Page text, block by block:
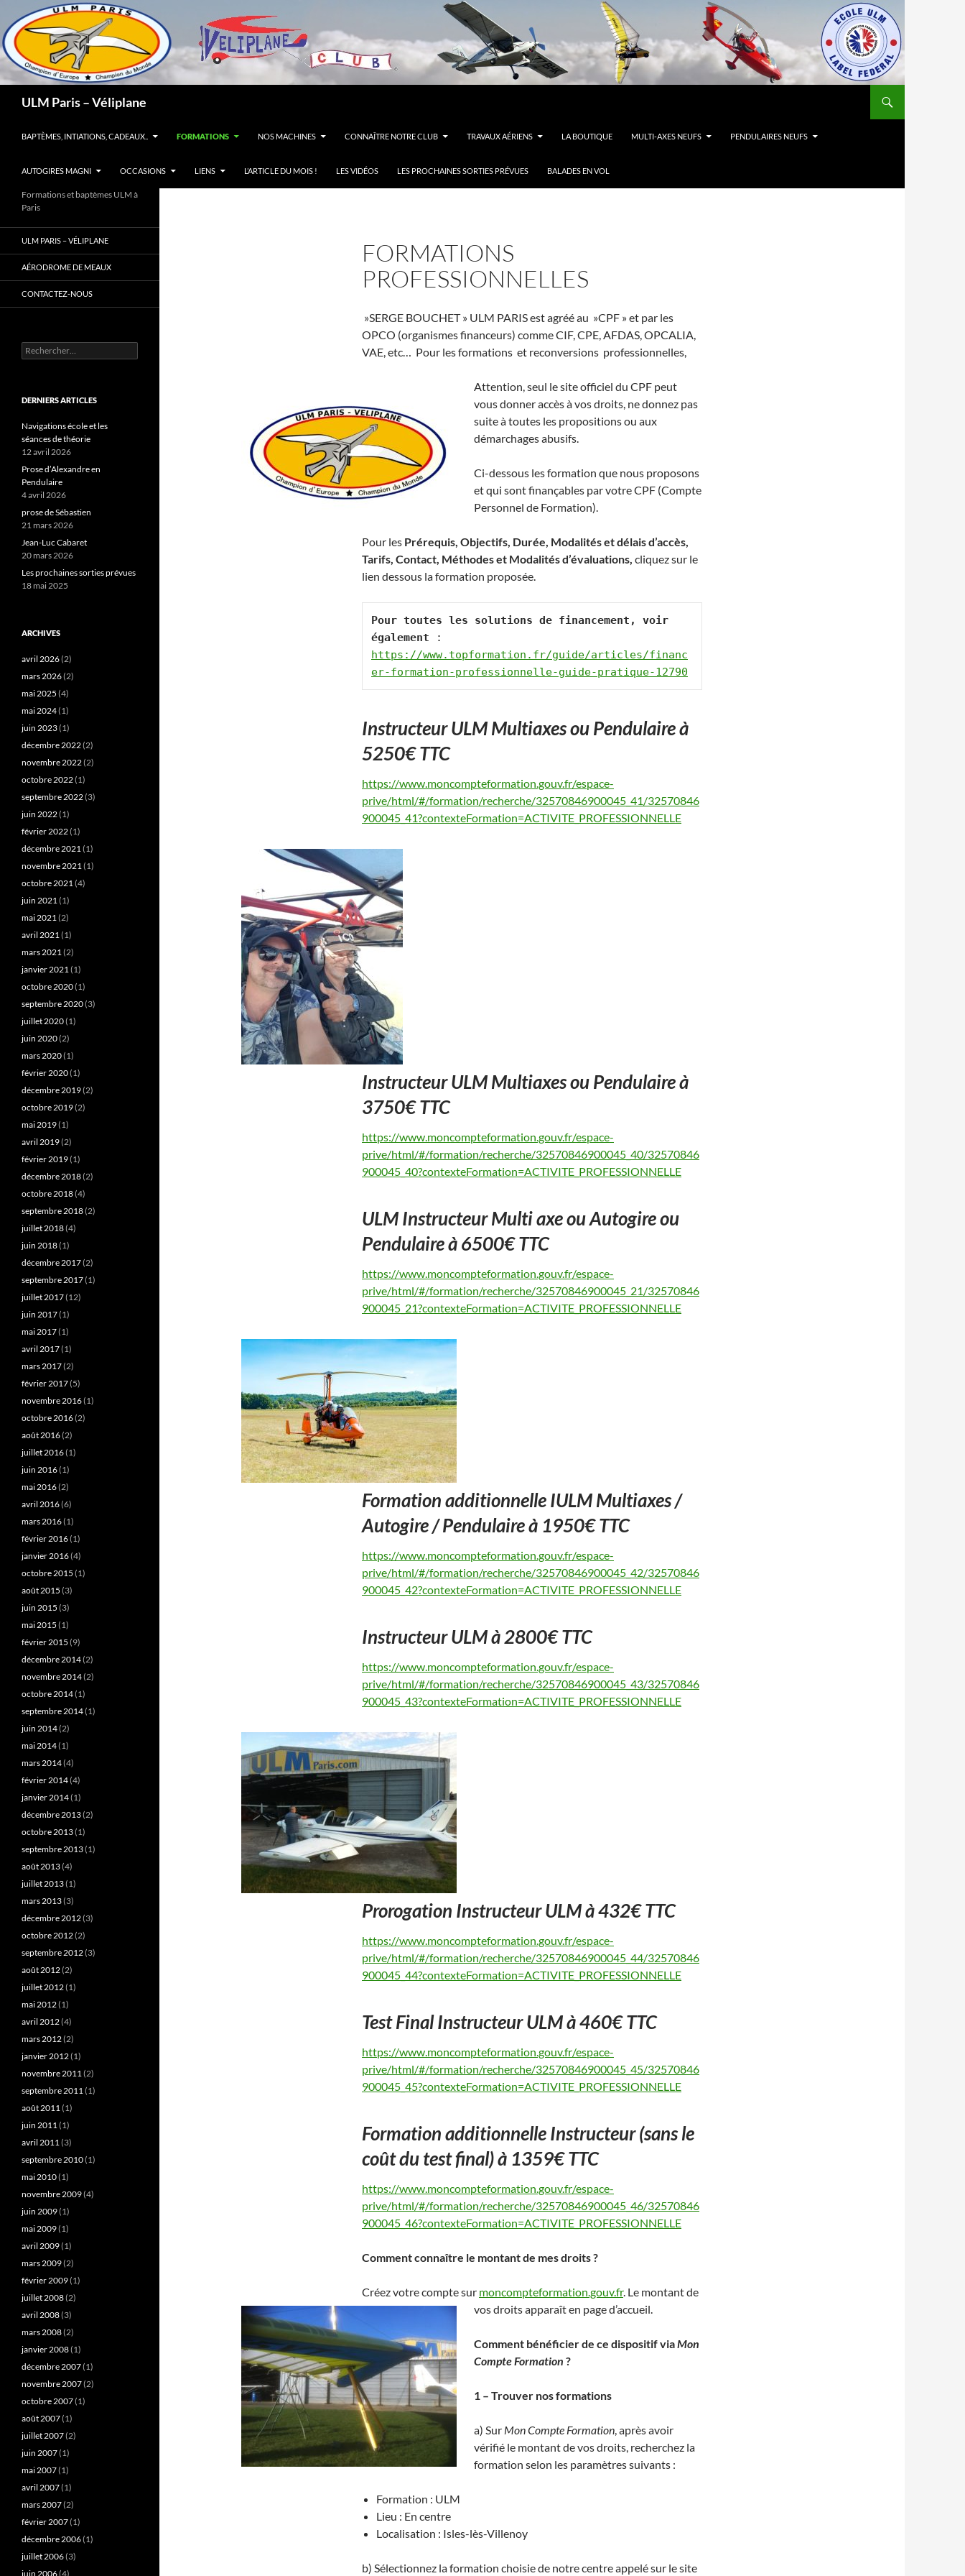
ULM Paris – Véliplane
BAPTÈMES, INTIATIONS, CADEAUX..
FORMATIONS NOS MACHINES CONNAÎTRE NOTRE CLUB TRAVAUX AÉRIENS LA BOUTIQUE MULTI-AXES NEUFS PENDULAIRES NEUFS
AUTOGIRES MAGNI OCCASIONS LIENS L’ARTICLE DU MOIS ! LES VIDÉOS LES PROCHAINES SORTIES PRÉVUES BALADES EN VOL
FORMATIONS
PROFESSIONNELLES
»SERGE BOUCHET » ULM PARIS est agréé au »CPF » et par les
OPCO (organismes financeurs) comme CIF, CPE, AFDAS, OPCALIA,
VAE, etc… Pour les formations et reconversions professionnelles,
Attention, seul le site officiel du CPF peut
vous donner accès à vos droits, ne donnez pas
suite à toutes les propositions ou aux
démarchages abusifs.
Ci-dessous les formation que nous proposons
et qui sont finançables par votre CPF (Compte
Personnel de Formation).
Pour les Prérequis, Objectifs, Durée, Modalités et délais d’accès,
Tarifs, Contact, Méthodes et Modalités d’évaluations, cliquez sur le
lien dessous la formation proposée.
Pour toutes les solutions de financement, voir
également
https://www.topformation.fr/guide/articles/financ
er-formation-professionnelle-guide-pratique-12790
Instructeur ULM Multiaxes ou Pendulaire à
5250€ TTC
https://www.moncompteformation.gouv.fr/espace-
prive/html/#/formation/recherche/32570846900045_41/32570846
900045_41?contexteFormation=ACTIVITE_PROFESSIONNELLE
Instructeur ULM Multiaxes ou Pendulaire à
3750€ TTC
https://www.moncompteformation.gouv.fr/espace-
prive/html/#/formation/recherche/32570846900045_40/32570846
900045_40?contexteFormation=ACTIVITE_PROFESSIONNELLE
ULM Instructeur Multi axe ou Autogire ou
Pendulaire à 6500€ TTC
https://www.moncompteformation.gouv.fr/espace-
prive/html/#/formation/recherche/32570846900045_21/32570846
900045_21?contexteFormation=ACTIVITE_PROFESSIONNELLE
Formation additionnelle IULM Multiaxes /
Autogire / Pendulaire à 1950€ TTC
https://www.moncompteformation.gouv.fr/espace-
prive/html/#/formation/recherche/32570846900045_42/32570846
900045_42?contexteFormation=ACTIVITE_PROFESSIONNELLE
Instructeur ULM à 2800€ TTC
https://www.moncompteformation.gouv.fr/espace-
prive/html/#/formation/recherche/32570846900045_43/32570846
900045_43?contexteFormation=ACTIVITE_PROFESSIONNELLE
Prorogation Instructeur ULM à 432€ TTC
https://www.moncompteformation.gouv.fr/espace-
prive/html/#/formation/recherche/32570846900045_44/32570846
900045_44?contexteFormation=ACTIVITE_PROFESSIONNELLE
Test Final Instructeur ULM à 460€ TTC
https://www.moncompteformation.gouv.fr/espace-
prive/html/#/formation/recherche/32570846900045_45/32570846
900045_45?contexteFormation=ACTIVITE_PROFESSIONNELLE
Formation additionnelle Instructeur (sans le
coût du test final) à 1359€ TTC
https://www.moncompteformation.gouv.fr/espace-
prive/html/#/formation/recherche/32570846900045_46/32570846
900045_46?contexteFormation=ACTIVITE_PROFESSIONNELLE
Comment connaître le montant de mes droits ?
Créez votre compte sur moncompteformation.gouv.fr. Le montant de
vos droits apparaît en page d’accueil.
Comment bénéficier de ce dispositif viaMon
Compte Formation ?
1 – Trouver nos formations
a) Sur Mon Compte Formation, après avoir
vérifié le montant de vos droits, recherchez la
formation selon les paramètres suivants :
Formation : ULM
Lieu : En centre
Localisation : Isles-lès-Villenoy
b) Sélectionnez la formation choisie de notre centre appelé sur le site
Formations et baptèmes ULM à
Paris
ULM PARIS – VÉLIPLANE
AÉRODROME DE MEAUX
CONTACTEZ-NOUS
Rechercher :
DERNIERS ARTICLES
Navigations école et les
séances de théorie
12 avril 2026
Prose d’Alexandre en
Pendulaire
4 avril 2026
prose de Sébastien
21 mars 2026
Jean-Luc Cabaret
20 mars 2026
Les prochaines sorties prévues
18 mai 2025
ARCHIVES
avril 2026(2)
mars 2026(2)
mai 2025 (4)
mai 2024(1)
juin 2023(1)
décembre 2022(2)
novembre 2022(2)
octobre 2022(1)
septembre 2022(3)
juin 2022(1)
février 2022(1)
décembre 2021(1)
novembre 2021(1)
octobre 2021(4)
juin 2021(1)
mai 2021(2)
avril 2021(1)
mars 2021(2)
janvier 2021(1)
octobre 2020(1)
septembre 2020(3)
juillet 2020(1)
juin 2020(2)
mars 2020(1)
février 2020(1)
décembre 2019(2)
octobre 2019(2)
mai 2019(1)
avril 2019(2)
février 2019(1)
décembre 2018(2)
octobre 2018(4)
septembre 2018(2)
juillet 2018(4)
juin 2018(1)
décembre 2017(2)
septembre 2017(1)
juillet 2017(12)
juin 2017(1)
mai 2017(1)
avril 2017(1)
mars 2017(2)
février 2017(5)
novembre 2016(1)
octobre 2016(2)
août 2016(2)
juillet 2016(1)
juin 2016(1)
mai 2016(2)
avril 2016(6)
mars 2016(1)
février 2016(1)
janvier 2016(4)
octobre 2015 (1)
août 2015 (3)
juin 2015 (3)
mai 2015 (1)
février 2015 (9)
décembre 2014(2)
novembre 2014(2)
octobre 2014(1)
septembre 2014(1)
juin 2014(2)
mai 2014(1)
mars 2014(4)
février 2014(4)
janvier 2014(1)
décembre 2013(2)
octobre 2013(1)
septembre 2013(1)
août 2013(4)
juillet 2013(1)
mars 2013(3)
décembre 2012(3)
octobre 2012(2)
septembre 2012(3)
août 2012(2)
juillet 2012(1)
mai 2012(1)
avril 2012(4)
mars 2012(2)
janvier 2012(1)
novembre 2011(2)
septembre 2011(1)
août 2011(1)
juin 2011(1)
avril 2011(3)
septembre 2010(1)
mai 2010(1)
novembre 2009(4)
juin 2009(1)
mai 2009(1)
avril 2009(1)
mars 2009(2)
février 2009(1)
juillet 2008(2)
avril 2008(3)
mars 2008(2)
janvier 2008(1)
décembre 2007(1)
novembre 2007(2)
octobre 2007(1)
août 2007(1)
juillet 2007(2)
juin 2007(1)
mai 2007(1)
avril 2007(1)
mars 2007(2)
février 2007(1)
décembre 2006(1)
juillet 2006(3)
juin 2006(4)